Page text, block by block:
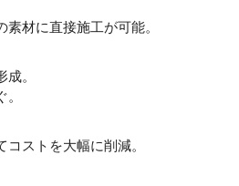
材に直接施工が可能。
。
ストを大幅に削減。